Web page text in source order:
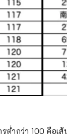
ต่ำกว่า 100 คือเ